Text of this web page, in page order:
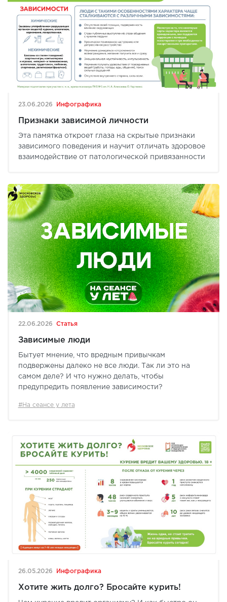
23.06.2026 Инфографика
Признаки зависимой личности
Эта памятка откроет глаза на скрытые признаки
зависимого поведения и научит отличать здоровое
взаимодействие от патологической привязанности
22.06.2026 Статья
Зависимые люди
Бытует мнение, что вредным привычкам
подвержены далеко не все люди. Так ли это на
самом деле? И что нужно делать, чтобы
предупредить появление зависимости?
#На сеансе у лета
26.05.2026 Инфографика
Хотите жить долго? Бросайте курить!